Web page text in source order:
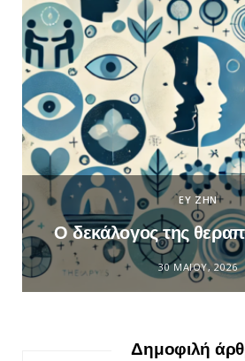
ΕΥ ΖΗΝ
Ο δεκάλογος της
30 ΜΑΪ́ΟΥ, 2026
Δημοφιλή